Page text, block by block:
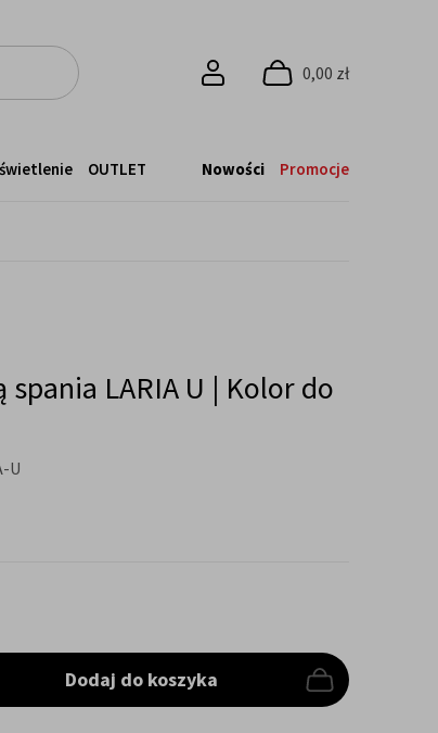
0,00 zł
Nowości Promocje
OUTLET
LARIA U | Kolor do
U
Dodaj do koszyka